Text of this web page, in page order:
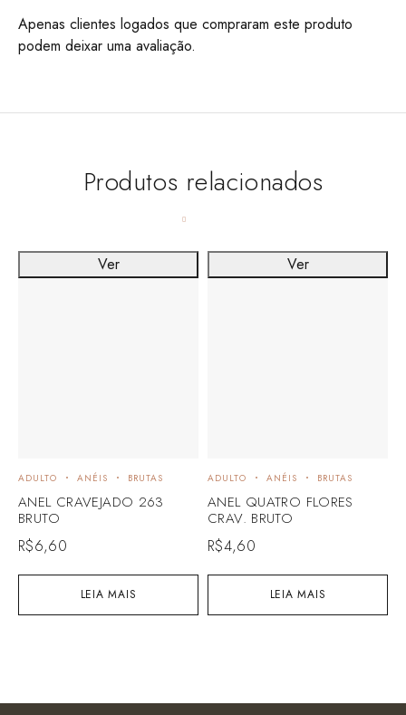
Apenas clientes logados que compraram este produto
podem deixar uma avaliação.
Produtos relacionados
LEIA MAIS
ADULTO ANÉIS BRUTAS
ANEL CRAVEJADO 263
BRUTO
R$6,60
Ver
LEIA MAIS
ADULTO ANÉIS BRUTAS
ANEL QUATRO FLORES
CRAV. BRUTO
R$4,60
Ver